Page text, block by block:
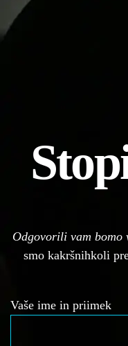
Odgovorili vam bomo
smo kakršnihkoli
Vaše ime in priimek